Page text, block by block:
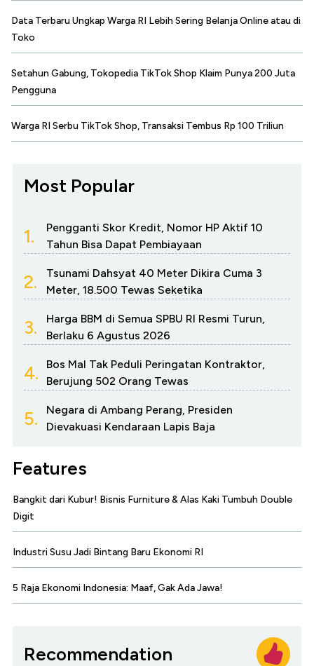
Data Terbaru Ungkap Warga RI Lebih Sering Belanja Online atau di
Toko
Setahun Gabung, Tokopedia TikTok Shop Klaim Punya 200 Juta
Pengguna
Warga RI Serbu TikTok Shop, Transaksi Tembus Rp 100 Triliun
Most Popular
1.
Pengganti Skor Kredit, Nomor HP Aktif 10
Tahun Bisa Dapat Pembiayaan
2.
Tsunami Dahsyat 40 Meter Dikira Cuma 3
Meter, 18.500 Tewas Seketika
3.
Harga BBM di Semua SPBU RI Resmi Turun,
Berlaku 6 Agustus 2026
4.
Bos Mal Tak Peduli Peringatan Kontraktor,
Berujung 502 Orang Tewas
5.
Negara di Ambang Perang, Presiden
Dievakuasi Kendaraan Lapis Baja
Features
Bangkit dari Kubur! Bisnis Furniture & Alas Kaki Tumbuh Double
Digit
Industri Susu Jadi Bintang Baru Ekonomi RI
5 Raja Ekonomi Indonesia: Maaf, Gak Ada Jawa!
Recommendation